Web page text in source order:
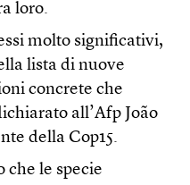
loro.
molto significativi,
lista di nuove
concrete che
all’Afp João
della Cop15.
che le specie